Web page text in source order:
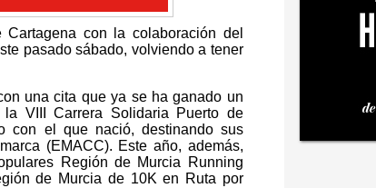
con la colaboración del
pasado sábado, volviendo a tener
una cita que ya se ha ganado un
VIII Carrera Solidaria Puerto de
con el que nació, destinando sus
(EMACC). Este año, además,
Región de Murcia Running
de Murcia de 10K en Ruta por